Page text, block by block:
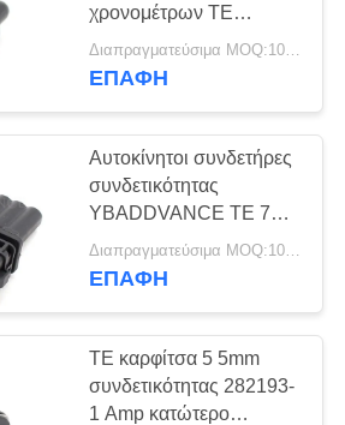
χρονομέτρων TE
δύναμης συνδετήρες 3
υποδοχή 1-962581-1
Διαπραγματεύσιμα MOQ:100 μονάδες
ΕΠΑΦΉ
Αυτοκίνητοι συνδετήρες
συνδετικότητας
YBADDVANCE TE 7
αρσενικές JPT
κατώτερες κατοικίες
Διαπραγματεύσιμα MOQ:100 μονάδες
ΕΠΑΦΉ
TE καρφίτσα 5 5mm
συνδετικότητας 282193-
1 Amp κατώτερο